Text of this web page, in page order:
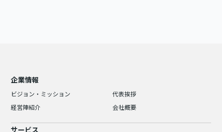
企業情報
ビジョン・ミッション
代表挨拶
経営陣紹介
会社概要
サービス